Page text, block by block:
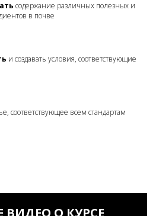
содержание различных полезных и
в почве
и создавать условия, соответствующие
соответствующее всем стандартам
ВИДЕО О КУРСЕ